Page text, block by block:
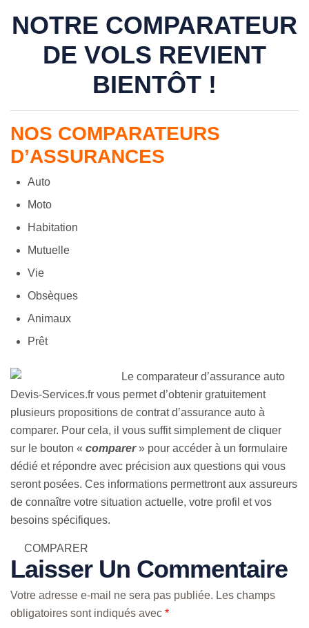
NOTRE COMPARATEUR
DE VOLS REVIENT
BIENTÔT !
NOS COMPARATEURS
D’ASSURANCES
Auto
Moto
Habitation
Mutuelle
Vie
Obsèques
Animaux
Prêt
Le comparateur d’assurance auto
Devis-Services.fr vous permet d’obtenir gratuitement
plusieurs propositions de contrat d’assurance auto à
comparer. Pour cela, il vous suffit simplement de cliquer
sur le bouton « comparer» pour accéder à un formulaire
dédié et répondre avec précision aux questions qui vous
seront posées. Ces informations permettront aux assureurs
de connaître votre situation actuelle, votre profil et vos
besoins spécifiques.
COMPARER
Laisser Un Commentaire
Votre adresse e-mail ne sera pas publiée. Les champs
obligatoires sont indiqués avec *